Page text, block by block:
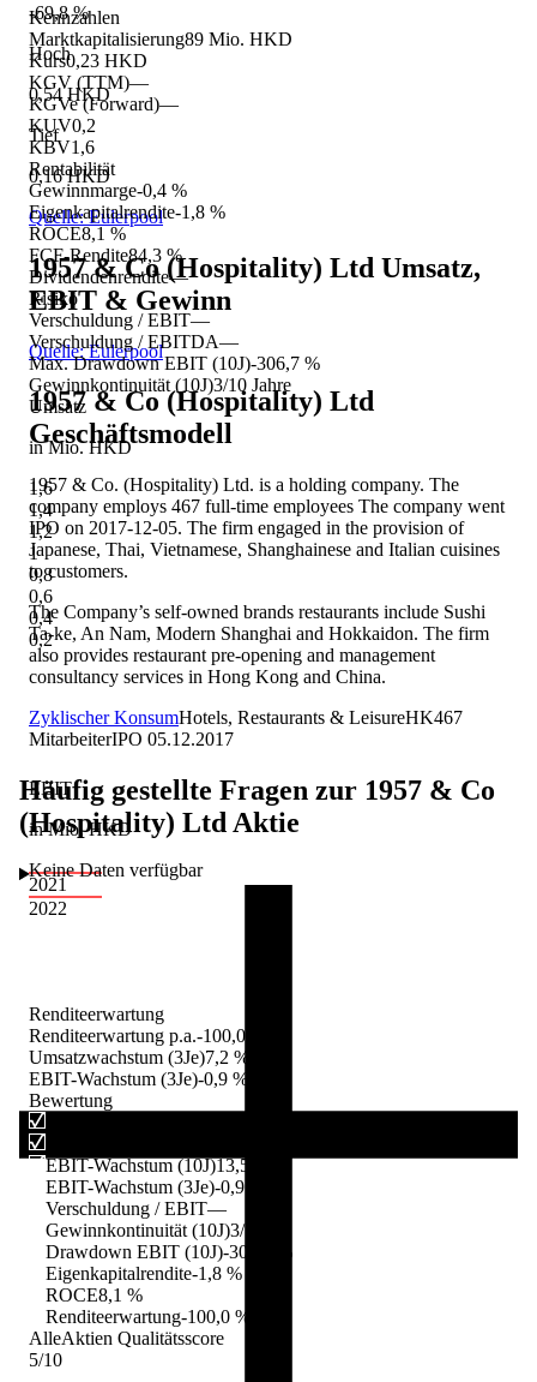
Kennzahlen
Marktkapitalisierung89 Mio. HKD
Kurs0,23 HKD
KGV (TTM)—
KGVe (Forward)—
KUV0,2
KBV1,6
Rentabilität
Gewinnmarge-0,4 %
Eigenkapitalrendite-1,8 %
ROCE8,1 %
FCF-Rendite84,3 %
Dividendenrendite—
Risiko
Verschuldung / EBIT—
Verschuldung / EBITDA—
Max. Drawdown EBIT (10J)-306,7 %
Gewinnkontinuität (10J)3/10 Jahre
Umsatz
in Mio. HKD
1,6
1,4
1,2
1
0,8
0,6
0,4
0,2
2021
2022
EBIT
in Mio. HKD
Keine Daten verfügbar
Renditeerwartung
Renditeerwartung p.a.-100,0 %
Umsatzwachstum (3Je)7,2 %
EBIT-Wachstum (3Je)-0,9 %
Bewertung
EBIT-Wachstum (10J)13,5 %
EBIT-Wachstum (3Je)-0,9 %
Verschuldung / EBIT—
Gewinnkontinuität (10J)3/10
Drawdown EBIT (10J)-306,7 %
Eigenkapitalrendite-1,8 %
ROCE8,1 %
Renditeerwartung-100,0 %
AlleAktien Qualitätsscore
5/10
-69,8 %
Hoch
0,54 HKD
Tief
0,16 HKD
Quelle: Eulerpool
1957 & Co (Hospitality) Ltd Umsatz,
EBIT & Gewinn
Quelle: Eulerpool
1957 & Co (Hospitality) Ltd
Geschäftsmodell
1957 & Co. (Hospitality) Ltd. is a holding company. The
company employs 467 full-time employees The company went
IPO on 2017-12-05. The firm engaged in the provision of
Japanese, Thai, Vietnamese, Shanghainese and Italian cuisines
to customers.
The Company’s self-owned brands restaurants include Sushi
Ta-ke, An Nam, Modern Shanghai and Hokkaidon. The firm
also provides restaurant pre-opening and management
consultancy services in Hong Kong and China.
Zyklischer KonsumHotels, Restaurants & LeisureHK467
MitarbeiterIPO 05.12.2017
Häufig gestellte Fragen zur 1957 & Co
(Hospitality) LtdAktie